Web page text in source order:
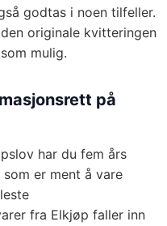
godtas i noen tilfeller.
originale kvitteringen
mulig.
på
har du fem års
er ment å vare
fra Elkjøp faller inn